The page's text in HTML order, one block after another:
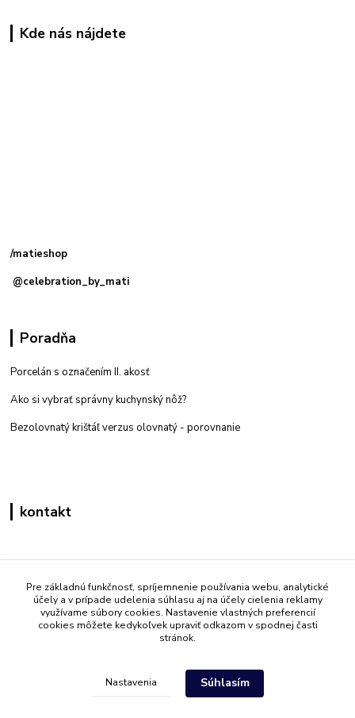
Kde nás nájdete
/matieshop
@celebration_by_mati
Poradňa
Porcelán s označením II. akosť
Ako si vybrať správny kuchynský nôž?
Bezolovnatý krištáľ verzus olovnatý - porovnanie
kontakt
+421 908 861 051
(Po - Pia 7:30-15:30)
info@mati.sk
Pre základnú funkčnosť, spríjemnenie používania webu, analytické
účely a v prípade udelenia súhlasu aj na účely cielenia reklamy
využívame súbory cookies. Nastavenie vlastných preferencií
cookies môžete kedykoľvek upraviť odkazom v spodnej časti
stránok.
Nastavenia Súhlasím